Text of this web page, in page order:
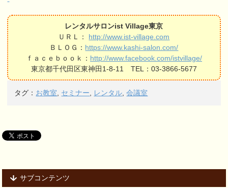
レンタルサロンist Village東京
ＵＲＬ： http://www.ist-village.com
ＢＬＯＧ： https://www.kashi-salon.com/
ｆａｃｅｂｏｏｋ： http://www.facebook.com/istvillage/
東京都千代田区東神田1-8-11 TEL：03-3866-5677
タグ： お教室 セミナー レンタル ,会議室
サブコンテンツ